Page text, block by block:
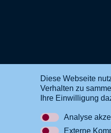
EN
Diese Webseite
Verhalten zu
Ihre Einwilligung
Analyse
Externe